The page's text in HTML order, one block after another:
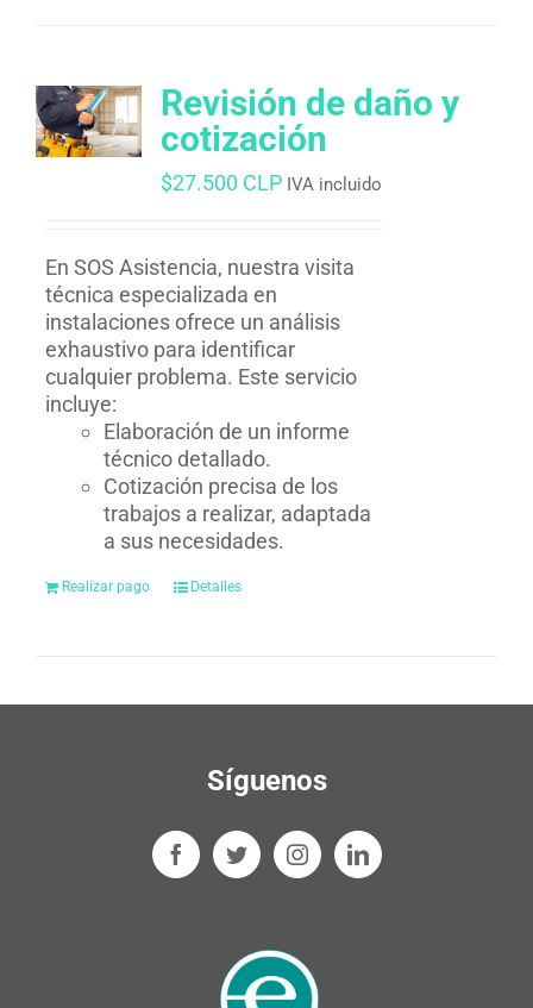
Revisión de daño y
cotización
$27.500 CLP IVA incluido
En SOS Asistencia, nuestra visita
técnica especializada en
instalaciones ofrece un análisis
exhaustivo para identificar
cualquier problema. Este servicio
incluye:
Elaboración de un informe
técnico detallado.
Cotización precisa de los
trabajos a realizar, adaptada
a sus necesidades.
Realizar pago Detalles
Síguenos